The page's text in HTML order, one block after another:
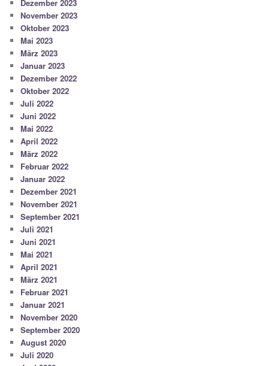
Dezember 2023
November 2023
Oktober 2023
Mai 2023
März 2023
Januar 2023
Dezember 2022
Oktober 2022
Juli 2022
Juni 2022
Mai 2022
April 2022
März 2022
Februar 2022
Januar 2022
Dezember 2021
November 2021
September 2021
Juli 2021
Juni 2021
Mai 2021
April 2021
März 2021
Februar 2021
Januar 2021
November 2020
September 2020
August 2020
Juli 2020